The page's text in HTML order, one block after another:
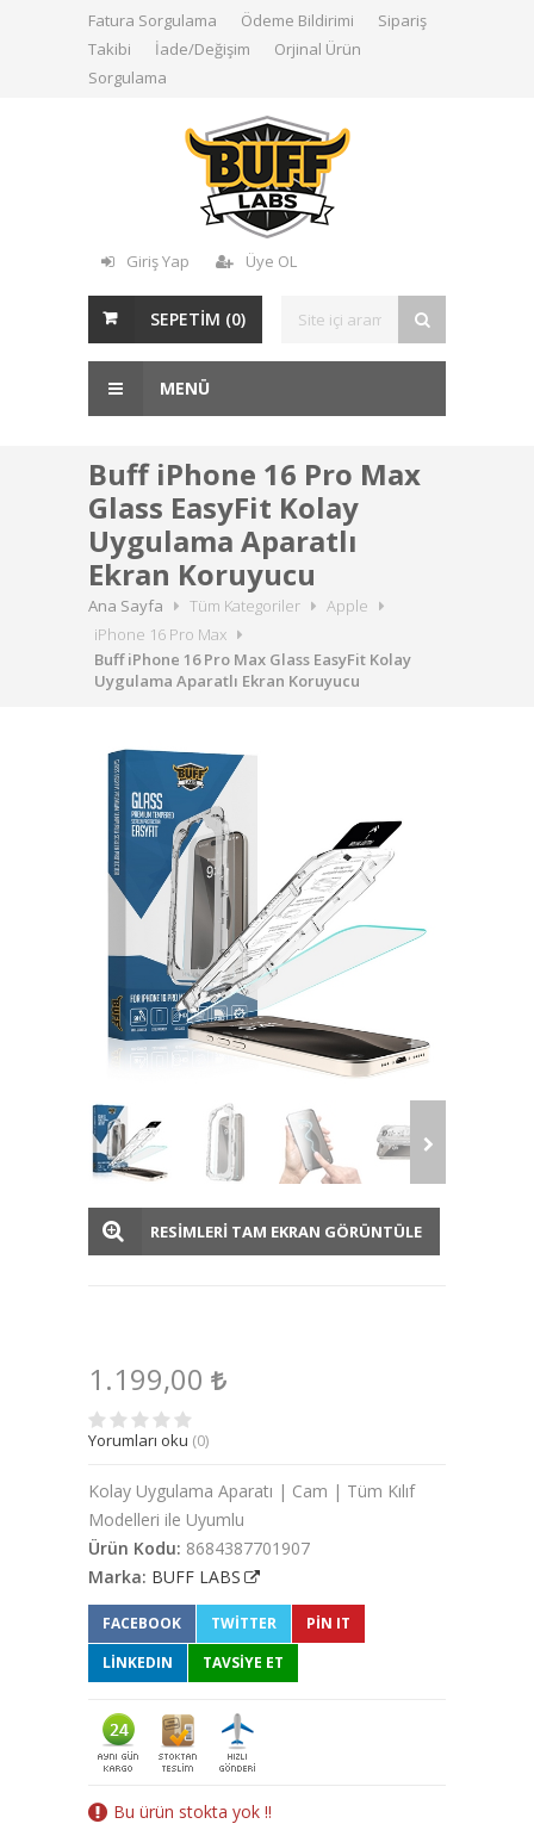
Fatura Sorgulama Ödeme Bildirimi
Sipariş
Takibi
İade/Değişim
Orjinal Ürün
Sorgulama
Giriş Yap Üye OL
SEPETİM (0)
MENÜ
Buff iPhone 16 Pro Max
Glass EasyFit Kolay
Uygulama Aparatlı
Ekran Koruyucu
Ana Sayfa Tüm Kategoriler
Apple
iPhone 16 Pro Max
Buff iPhone 16 Pro Max Glass EasyFit Kolay
Uygulama Aparatlı Ekran Koruyucu
RESİMLERİ TAM EKRAN GÖRÜNTÜLE
1.199,00
Yorumları oku (0)
Kolay Uygulama Aparatı | Cam | Tüm Kılıf
Modelleri ile Uyumlu
Ürün Kodu: 8684387701907
Marka: BUFF LABS
FACEBOOK TWITTER
PIN IT
LINKEDIN
TAVSİYE ET
Bu ürün stokta yok !!